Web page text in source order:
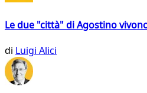
Le due "città" di Agostino
di Luigi Alici